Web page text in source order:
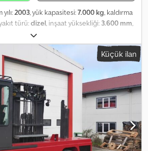
2003, yük kapasitesi:7.000 kg, kaldırma
türü:dizel, inşaat yüksekliği: 3.600 mm,
diğer
Küçük ilan